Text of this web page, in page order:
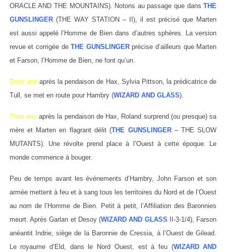
ORACLE AND THE MOUNTAINS). Notons au passage que dansTHE
GUNSLINGER (THE WAY STATION – II), il est précisé que Marten
est aussi appelé l’Homme de Bien dans d’autres sphères. La version
revue et corrigée deTHE GUNSLINGERprécise d’ailleurs que Marten
et Farson, l’Homme de Bien, ne font qu’un.
Deux ans après la pendaison de Hax, Sylvia Pittson, la prédicatrice de
Tull, se met en route pour Hambry (WIZARD AND GLASS).
Trois ans après la pendaison de Hax, Roland surprend (ou presque) sa
mère et Marten en flagrant délit (THE GUNSLINGER– THE SLOW
MUTANTS). Une révolte prend place à l’Ouest à cette époque. Le
monde commence à bouger.
Peu de temps avant les événements d’Hambry, John Farson et son
armée mettent à feu et à sang tous les territoires du Nord et de l’Ouest
au nom de l’Homme de Bien. Petit à petit, l’Affiliation des Baronnies
meurt. Après Garlan et Desoy (WIZARD AND GLASS II-3-1/4), Farson
anéantit Indrie, siège de la Baronnie de Cressia, à l’Ouest de Gilead.
Le royaume d’Eld, dans le Nord Ouest, est à feu (WIZARD AND